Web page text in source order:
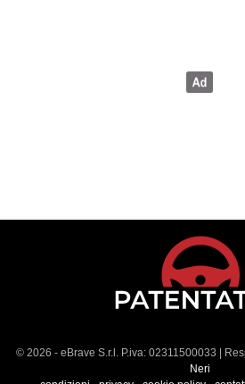
© 2026 - eBrave S.r.l. P.iva: 02311500033 |
Neri